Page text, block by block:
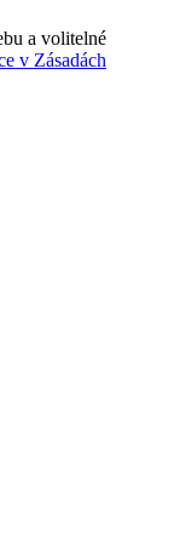
a volitelné
v Zásadách